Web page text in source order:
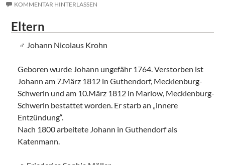
KOMMENTAR HINTERLASSEN
Eltern
Johann Nicolaus Krohn
Geboren wurde Johann ungefähr 1764. Verstorben ist
Johann am 7.März 1812 in Guthendorf, Mecklenburg-
Schwerin und am 10.März 1812 in Marlow, Mecklenburg-
Schwerin bestattet worden. Er starb an „innere
Entzündung“.
Nach 1800 arbeitete Johann in Guthendorf als
Katenmann.